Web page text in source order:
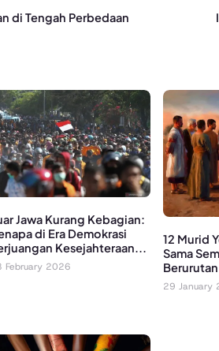
di Tengah Perbedaan
Jawa Kurang Kebagian:
di Era Demokrasi
Kesejahteraan...
February 2026
12 Murid
Sama
Berurutan
29 January